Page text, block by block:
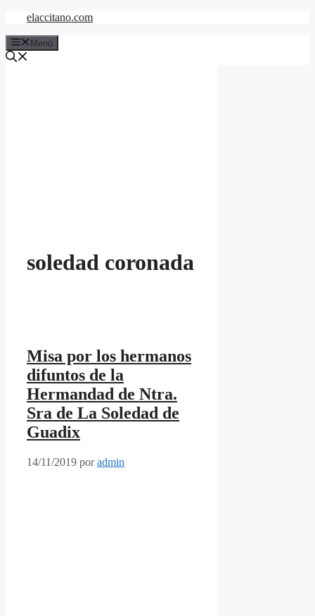
Saltar
contenido
elaccitano.com
Menú
soledad coronada
Misa por los hermanos
difuntos de la
Hermandad de Ntra.
Sra de La Soledad de
Guadix
14/11/2019 poradmin